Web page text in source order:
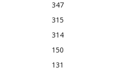
347
315
314
150
131